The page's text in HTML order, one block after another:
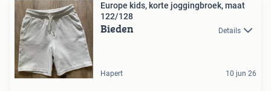
Europe kids, korte joggingbroek, maat
122/128
Bieden Details
Hapert 10 jun 26